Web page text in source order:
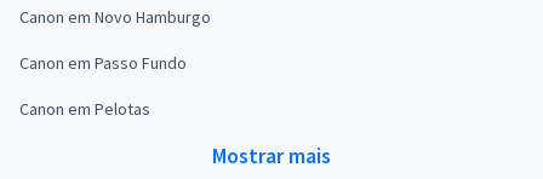
Canon em Novo Hamburgo
Canon em Passo Fundo
Canon em Pelotas
Mostrar mais